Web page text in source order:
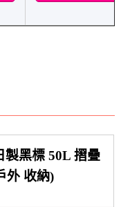
製黑標 50L 摺疊
外 收納)